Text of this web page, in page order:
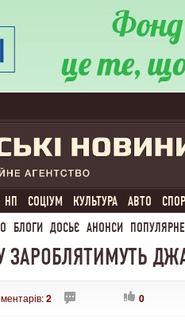
НП СОЦІУМ КУЛЬТУРА АВТО
БЛОГИ ДОСЬЄ АНОНСИ ПОПУЛЯРНЕ
ЗАРОБЛЯТИМУТЬ
2 0